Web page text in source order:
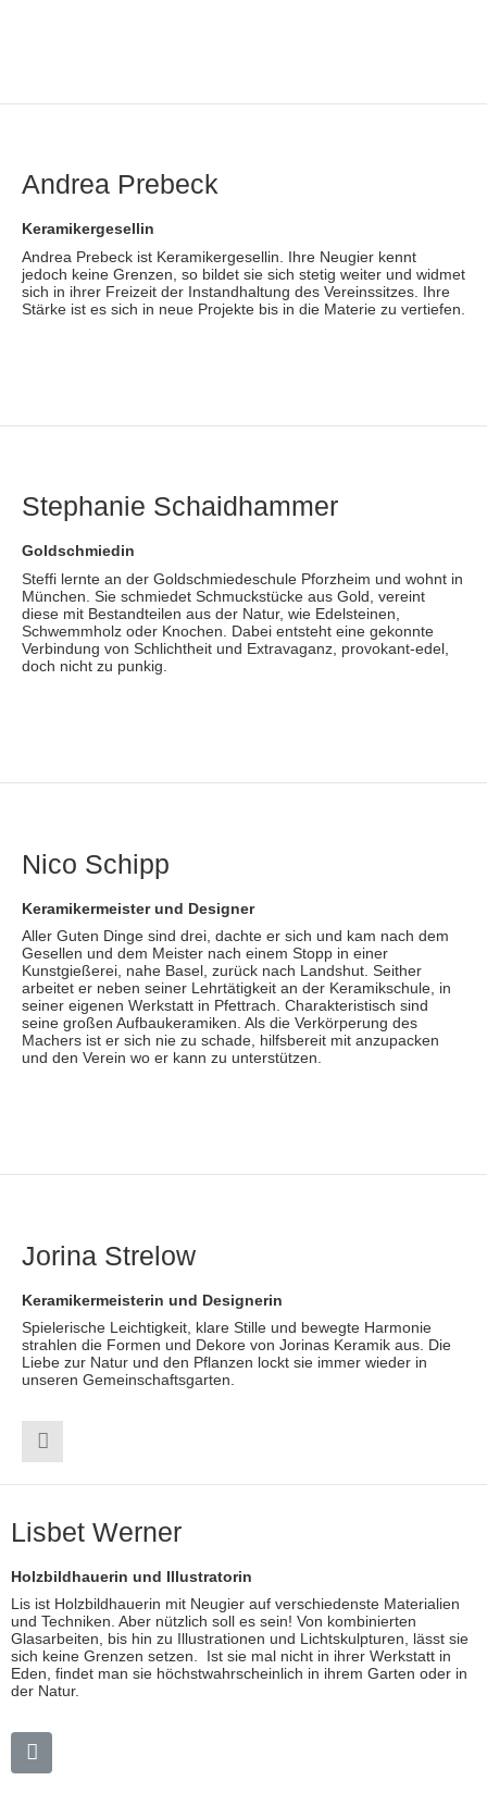
Andrea Prebeck
Keramikergesellin
Andrea Prebeck ist Keramikergesellin. Ihre Neugier kennt
jedoch keine Grenzen, so bildet sie sich stetig weiter und widmet
sich in ihrer Freizeit der Instandhaltung des Vereinssitzes. Ihre
Stärke ist es sich in neue Projekte bis in die Materie zu vertiefen.
Stephanie Schaidhammer
Goldschmiedin
Steffi lernte an der Goldschmiedeschule Pforzheim und wohnt in
München. Sie schmiedet Schmuckstücke aus Gold, vereint
diese mit Bestandteilen aus der Natur, wie Edelsteinen,
Schwemmholz oder Knochen. Dabei entsteht eine gekonnte
Verbindung von Schlichtheit und Extravaganz, provokant-edel,
doch nicht zu punkig.
Nico Schipp
Keramikermeister und Designer
Aller Guten Dinge sind drei, dachte er sich und kam nach dem
Gesellen und dem Meister nach einem Stopp in einer
Kunstgießerei, nahe Basel, zurück nach Landshut. Seither
arbeitet er neben seiner Lehrtätigkeit an der Keramikschule, in
seiner eigenen Werkstatt in Pfettrach. Charakteristisch sind
seine großen Aufbaukeramiken. Als die Verkörperung des
Machers ist er sich nie zu schade, hilfsbereit mit anzupacken
und den Verein wo er kann zu unterstützen.
Jorina Strelow
Keramikermeisterin und Designerin
Spielerische Leichtigkeit, klare Stille und bewegte Harmonie
strahlen die Formen und Dekore von Jorinas Keramik aus. Die
Liebe zur Natur und den Pflanzen lockt sie immer wieder in
unseren Gemeinschaftsgarten.
Lisbet Werner
Holzbildhauerin und Illustratorin
Lis ist Holzbildhauerin mit Neugier auf verschiedenste Materialien
und Techniken. Aber nützlich soll es sein! Von kombinierten
Glasarbeiten, bis hin zu Illustrationen und Lichtskulpturen, lässt sie
sich keine Grenzen setzen. Ist sie mal nicht in ihrer Werkstatt in
Eden, findet man sie höchstwahrscheinlich in ihrem Garten oder in
der Natur.